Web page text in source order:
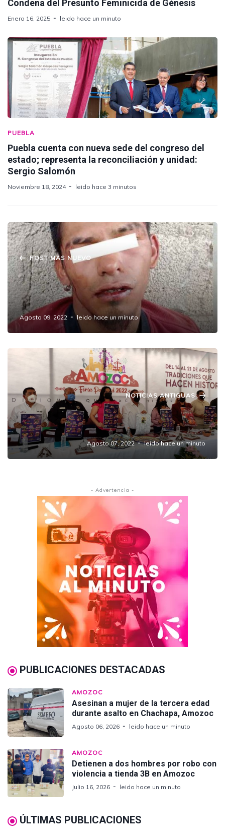
Condena del Presunto Feminicida de Génesis
Enero 16, 2025 leido hace un minuto
PUEBLA
Puebla cuenta con nueva sede del congreso del
estado; representa la reconciliación y unidad:
Sergio Salomón
Noviembre 18, 2024 leido hace 3 minutos
POST MAS NUEVO
"Por falta de pruebas" dejan el libertad a
asaltantes que machetearon a hombre para
robarlo.
Agosto 09, 2022 leido hace un minuto
NOTICIAS ANTIGUAS
Presenta Mario de la Rosa la Feria Patronal
Amozoc 2022
Agosto 07, 2022 leido hace un minuto
- Advertencia -
PUBLICACIONES DESTACADAS
AMOZOC
Asesinan a mujer de la tercera edad
durante asalto en Chachapa, Amozoc
Agosto 06, 2026 leido hace un minuto
AMOZOC
Detienen a dos hombres por robo con
violencia a tienda 3B en Amozoc
Julio 16, 2026 leido hace un minuto
ÚLTIMAS PUBLICACIONES